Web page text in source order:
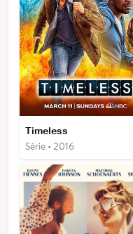
Timeless
Série • 2016